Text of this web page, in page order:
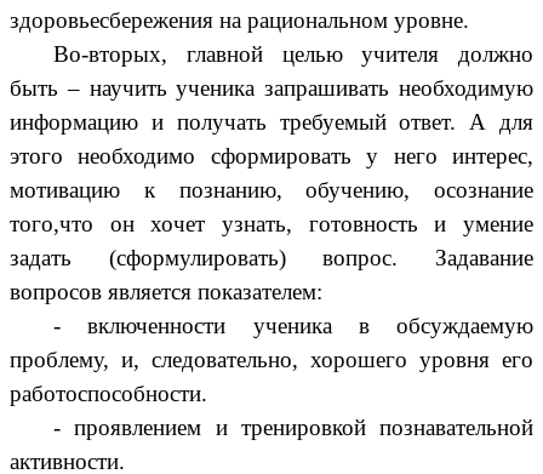
здоровьесбережения на рациональном уровне.
Во-вторых, главной целью учителя должно
быть – научить ученика запрашивать необходимую
информацию и получать требуемый ответ. А для
этого необходимо сформировать у него интерес,
мотивацию к познанию, обучению, осознание
того,что он хочет узнать, готовность и умение
задать (сформулировать) вопрос. Задавание
вопросов является показателем:
- включенности ученика в обсуждаемую
проблему, и, следовательно, хорошего уровня его
работоспособности.
- проявлением и тренировкой познавательной
активности.